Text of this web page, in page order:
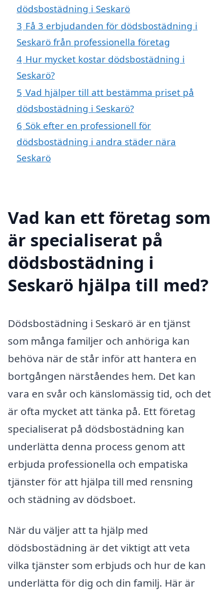
dödsbostädning i Seskarö
3 Få 3 erbjudanden för dödsbostädning i
Seskarö från professionella företag
4 Hur mycket kostar dödsbostädning i
Seskarö?
5 Vad hjälper till att bestämma priset på
dödsbostädning i Seskarö?
6 Sök efter en professionell för
dödsbostädning i andra städer nära
Seskarö
Vad kan ett företag som
är specialiserat på
dödsbostädning i
Seskarö hjälpa till med?
Dödsbostädning i Seskarö är en tjänst
som många familjer och anhöriga kan
behöva när de står inför att hantera en
bortgången närståendes hem. Det kan
vara en svår och känslomässig tid, och det
är ofta mycket att tänka på. Ett företag
specialiserat på dödsbostädning kan
underlätta denna process genom att
erbjuda professionella och empatiska
tjänster för att hjälpa till med rensning
och städning av dödsboet.
När du väljer att ta hjälp med
dödsbostädning är det viktigt att veta
vilka tjänster som erbjuds och hur de kan
underlätta för dig och din familj. Här är